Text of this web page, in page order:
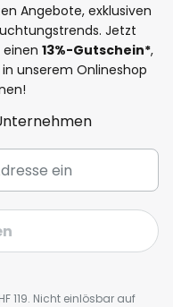
Angebote, exklusiven
Jetzt
13%-Gutschein*,
unserem Onlineshop
119. Nicht einlösbar auf